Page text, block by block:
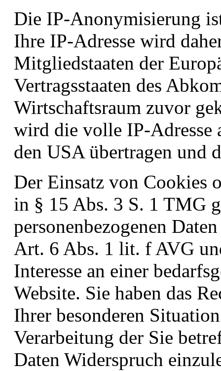
Die IP-Anonymisierung
Ihre IP-Adresse wird
Mitgliedstaaten der
Vertragsstaaten des
Wirtschaftsraum zuvor
wird die volle IP-Adresse
den USA übertragen und
Der Einsatz von Cookies
in § 15 Abs. 3 S. 1 TMG
personenbezogenen
Art. 6 Abs. 1 lit. f AVG
Interesse an einer
Website. Sie haben das
Ihrer besonderen
Verarbeitung der Sie
Daten Widerspruch